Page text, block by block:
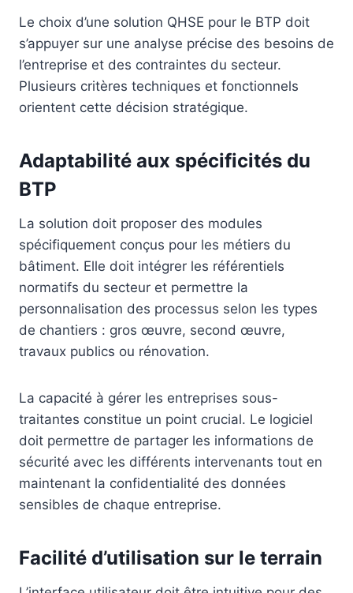
Le choix d’une solution QHSE pour le BTP doit
s’appuyer sur une analyse précise des besoins de
l’entreprise et des contraintes du secteur.
Plusieurs critères techniques et fonctionnels
orientent cette décision stratégique.
Adaptabilité aux spécificités du
BTP
La solution doit proposer des modules
spécifiquement conçus pour les métiers du
bâtiment. Elle doit intégrer les référentiels
normatifs du secteur et permettre la
personnalisation des processus selon les types
de chantiers : gros œuvre, second œuvre,
travaux publics ou rénovation.
La capacité à gérer les entreprises sous-
traitantes constitue un point crucial. Le logiciel
doit permettre de partager les informations de
sécurité avec les différents intervenants tout en
maintenant la confidentialité des données
sensibles de chaque entreprise.
Facilité d’utilisation sur le terrain